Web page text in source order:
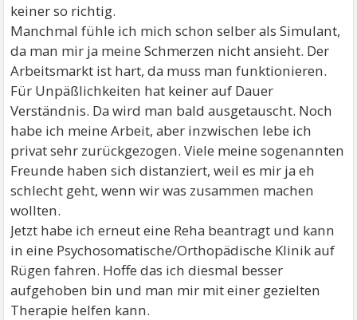
keiner so richtig.
Manchmal fühle ich mich schon selber als Simulant,
da man mir ja meine Schmerzen nicht ansieht. Der
Arbeitsmarkt ist hart, da muss man funktionieren.
Für Unpäßlichkeiten hat keiner auf Dauer
Verständnis. Da wird man bald ausgetauscht. Noch
habe ich meine Arbeit, aber inzwischen lebe ich
privat sehr zurückgezogen. Viele meine sogenannten
Freunde haben sich distanziert, weil es mir ja eh
schlecht geht, wenn wir was zusammen machen
wollten.
Jetzt habe ich erneut eine Reha beantragt und kann
in eine Psychosomatische/Orthopädische Klinik auf
Rügen fahren. Hoffe das ich diesmal besser
aufgehoben bin und man mir mit einer gezielten
Therapie helfen kann.